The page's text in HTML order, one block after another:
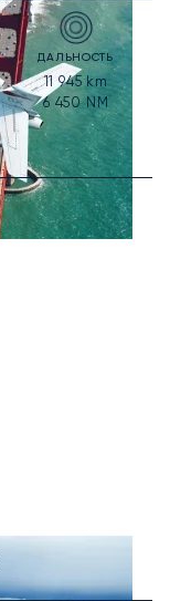
ДАЛЬНОСТЬ
11 945km
6 450NM